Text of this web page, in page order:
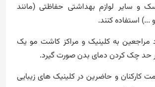
و سایر لوازم بهداشتی حفاظتی (مانند
استفاده کنند.
مراجعین به کلینیک و مراکز کاشت مو یک
حد چک کردن دمای بدن صورت گیرد.
کارکنان و حاضرین در کلینیک های زیبایی